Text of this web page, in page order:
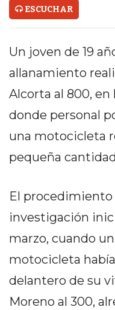
QUÉ ES
CHANGUITO.COM.AR
CÓMO FUNCIONA:
TIENDAS ONLINE
PEDIDOS POR
EN ARGENTINA:
OTRAS
VENTA POR
CÓMO RECIBIR
WHATSAPP: LA GUÍA
ESCUCHAR
Un joven de 19
allanamiento
Alcorta al 800, en
donde personal
una motocicleta
pequeña
El procedimiento
investigación
marzo, cuando
motocicleta
delantero de su
Moreno al 300,